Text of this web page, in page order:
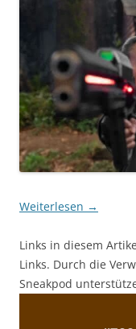
Weiterlesen →
Links in diesem
Links. Durch die
Sneakpod